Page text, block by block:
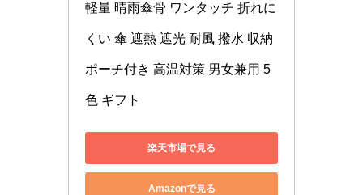
軽量 晴雨傘骨 ワンタッチ 折れに
くい 傘 遮熱 遮光 耐風 撥水 収納
ポーチ付き 高温対策 男女兼用 5
色 ギフト
楽天市場で見る
Amazonで見る